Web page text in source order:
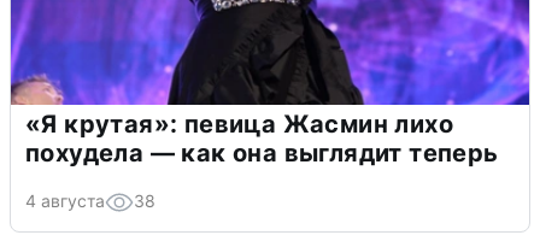
«Я крутая»: певица Жасмин лихо
похудела — как она выглядит теперь
4 августа 38